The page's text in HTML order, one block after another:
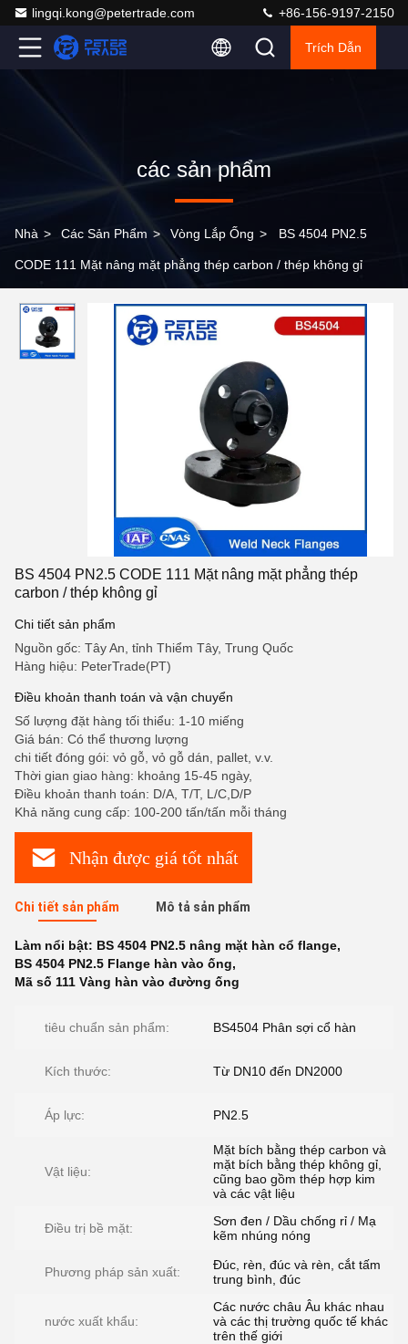
lingqi.kong@petertrade.com +86-156-9197-2150
Trích Dẫn
các sản phẩm
Nhà > Các Sản Phẩm > Vòng Lắp Ống > BS 4504 PN2.5
CODE 111 Mặt nâng mặt phẳng thép carbon / thép không gỉ
BS 4504 PN2.5 CODE 111 Mặt nâng mặt phẳng thép
carbon / thép không gỉ
Chi tiết sản phẩm
Nguồn gốc: Tây An, tỉnh Thiểm Tây, Trung Quốc
Hàng hiệu: PeterTrade(PT)
Điều khoản thanh toán và vận chuyển
Số lượng đặt hàng tối thiểu: 1-10 miếng
Giá bán: Có thể thương lượng
chi tiết đóng gói: vỏ gỗ, vỏ gỗ dán, pallet, v.v.
Thời gian giao hàng: khoảng 15-45 ngày,
Điều khoản thanh toán: D/A, T/T, L/C,D/P
Khả năng cung cấp: 100-200 tấn/tấn mỗi tháng
Nhận được giá tốt nhất
Chi tiết sản phẩm Mô tả sản phẩm
Làm nổi bật: BS 4504 PN2.5 nâng mặt hàn cổ flange,
BS 4504 PN2.5 Flange hàn vào ống,
Mã số 111 Vàng hàn vào đường ống
tiêu chuẩn sản phẩm: BS4504 Phân sợi cổ hàn
Kích thước: Từ DN10 đến DN2000
Áp lực: PN2.5
Vật liệu:
Mặt bích bằng thép carbon và
mặt bích bằng thép không gỉ,
cũng bao gồm thép hợp kim
và các vật liệu
Điều trị bề mặt:
Sơn đen / Dầu chống rỉ / Mạ
kẽm nhúng nóng
Phương pháp sản xuất:
Đúc, rèn, đúc và rèn, cắt tấm
trung bình, đúc
nước xuất khẩu:
Các nước châu Âu khác nhau
và các thị trường quốc tế khác
trên thế giới